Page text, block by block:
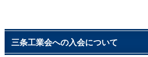
三条工業会への入会について